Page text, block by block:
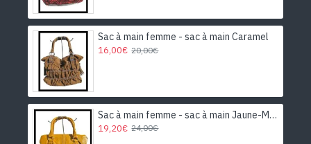
Sac à main femme - sac à main Caramel
16,00€ 20,00€
Sac à main femme - sac à main Jaune-Moutarde
19,20€ 24,00€